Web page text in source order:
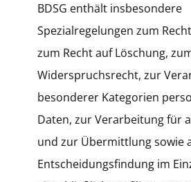
BDSG enthält insbesondere
Spezialregelungen zum
zum Recht auf Löschung,
Widerspruchsrecht, zur
besonderer Kategorien
Daten, zur Verarbeitung für
und zur Übermittlung sowie
Entscheidungsfindung im